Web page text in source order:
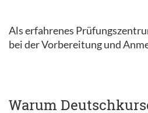
Als erfahrenes
bei der Vorbereitung und
Warum